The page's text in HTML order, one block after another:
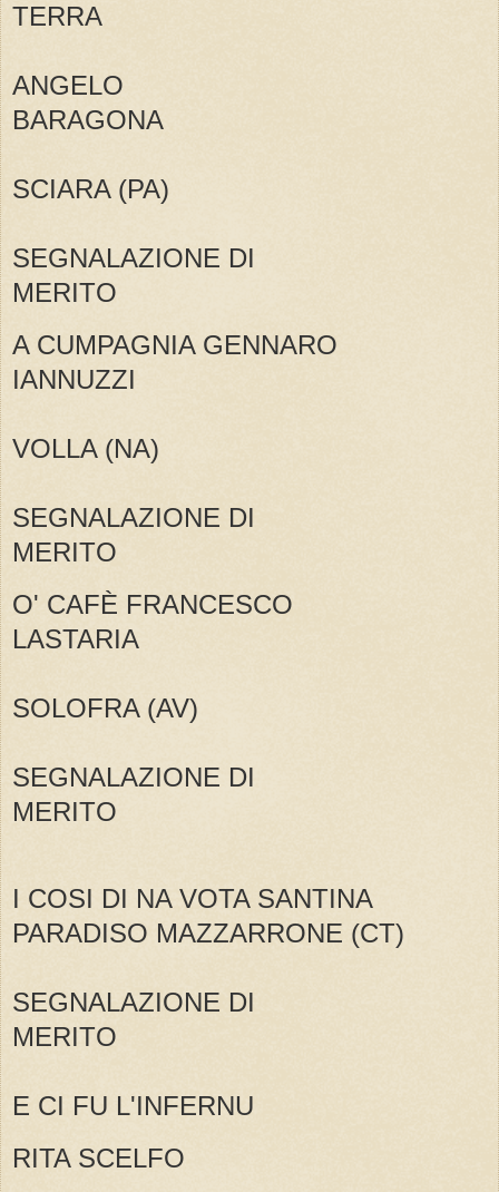
TERRA
ANGELO
BARAGONA
SCIARA (PA)
SEGNALAZIONE DI
MERITO
A CUMPAGNIA GENNARO
IANNUZZI
VOLLA (NA)
SEGNALAZIONE DI
MERITO
O' CAFÈ FRANCESCO
LASTARIA
SOLOFRA (AV)
SEGNALAZIONE DI
MERITO
I COSI DI NA VOTA SANTINA
PARADISO MAZZARRONE (CT)
SEGNALAZIONE DI
MERITO
E CI FU L'INFERNU
RITA SCELFO